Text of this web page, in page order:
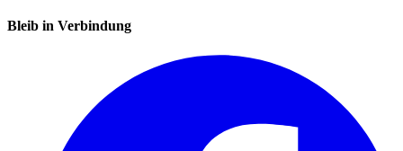
Bleib in Verbindung